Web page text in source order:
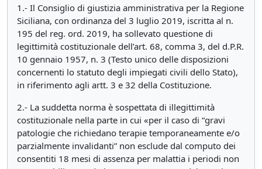
1.- Il Consiglio di giustizia amministrativa per la Regione
Siciliana, con ordinanza del 3 luglio 2019, iscritta al n.
195 del reg. ord. 2019, ha sollevato questione di
legittimità costituzionale dell’art. 68, comma 3, del d.P.R.
10 gennaio 1957, n. 3 (Testo unico delle disposizioni
concernenti lo statuto degli impiegati civili dello Stato),
in riferimento agli artt. 3 e 32 della Costituzione.
2.- La suddetta norma è sospettata di illegittimità
costituzionale nella parte in cui «per il caso di “gravi
patologie che richiedano terapie temporaneamente e/o
parzialmente invalidanti” non esclude dal computo dei
consentiti 18 mesi di assenza per malattia i periodi non